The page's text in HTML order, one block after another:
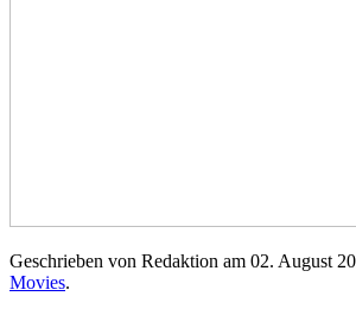
Geschrieben von Redaktion am 02. August
Movies.